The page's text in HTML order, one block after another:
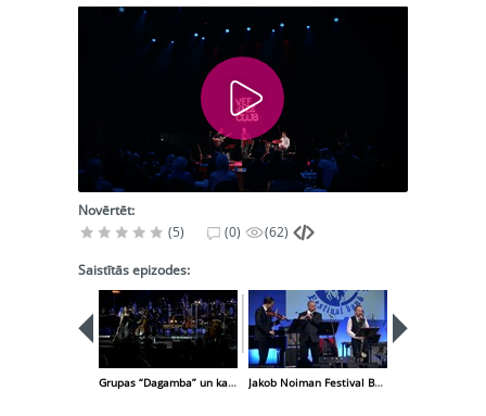
Novērtēt:
(5)
(0) (62)
Saistītās epizodes:
Grupas “Dagamba” un kamerorķestra “Sinfonietta Rīga” koncerts Jakob Noiman Festival Band